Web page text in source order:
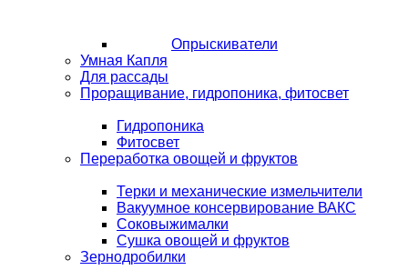
Опрыскиватели
Умная Капля
Для рассады
Проращивание, гидропоника, фитосвет
Гидропоника
Фитосвет
Переработка овощей и фруктов
Терки и механические измельчители
Вакуумное консервирование ВАКС
Соковыжималки
Сушка овощей и фруктов
Зернодробилки